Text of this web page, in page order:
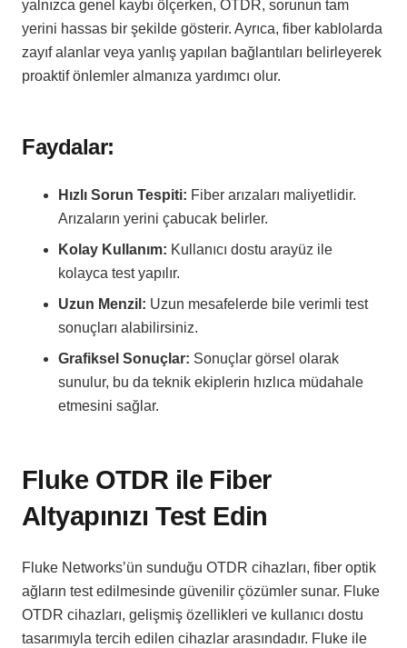
yalnızca genel kaybı ölçerken, OTDR, sorunun tam
yerini hassas bir şekilde gösterir. Ayrıca, fiber kablolarda
zayıf alanlar veya yanlış yapılan bağlantıları belirleyerek
proaktif önlemler almanıza yardımcı olur.
Faydalar:
Hızlı Sorun Tespiti: Fiber arızaları maliyetlidir.
Arızaların yerini çabucak belirler.
Kolay Kullanım: Kullanıcı dostu arayüz ile
kolayca test yapılır.
Uzun Menzil: Uzun mesafelerde bile verimli test
sonuçları alabilirsiniz.
Grafiksel Sonuçlar: Sonuçlar görsel olarak
sunulur, bu da teknik ekiplerin hızlıca müdahale
etmesini sağlar.
Fluke OTDR ile Fiber
Altyapınızı Test Edin
Fluke Networks’ün sunduğu OTDR cihazları, fiber optik
ağların test edilmesinde güvenilir çözümler sunar. Fluke
OTDR cihazları, gelişmiş özellikleri ve kullanıcı dostu
tasarımıyla tercih edilen cihazlar arasındadır. Fluke ile